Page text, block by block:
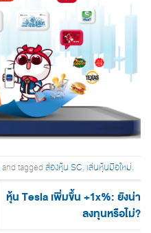
and tagged ส่องหุ้น SC, เล่นหุ้นมือใหม่.
หุ้น Tesla เพิ่มขึ้น +1x%: ยังน่า
ลงทุนหรือไม่?